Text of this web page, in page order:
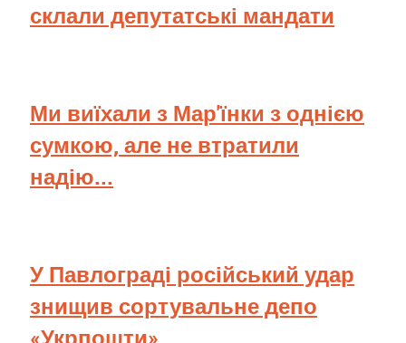
склали депутатські мандати
Ми виїхали з Мар'їнки з однією
сумкою, але не втратили
надію...
У Павлограді російський удар
знищив сортувальне депо